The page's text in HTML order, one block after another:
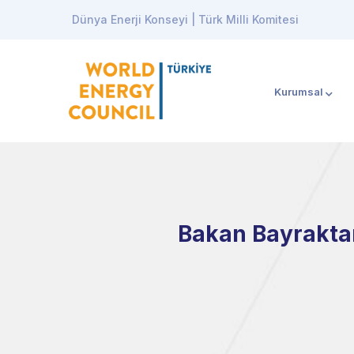
Dünya Enerji Konseyi | Türk Milli Komitesi
Kurumsal
Bakan